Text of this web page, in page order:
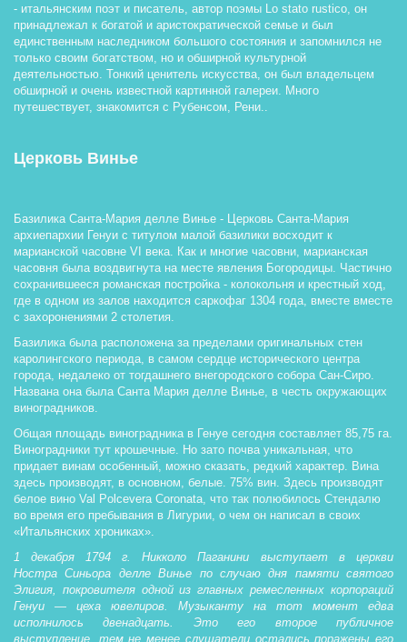
- итальянским поэт и писатель, автор поэмы Lo stato rustico, он
принадлежал к богатой и аристократической семье и был
единственным наследником большого состояния и запомнился не
только своим богатством, но и обширной культурной
деятельностью. Тонкий ценитель искусства, он был владельцем
обширной и очень известной картинной галереи. Много
путешествует, знакомится с Рубенсом, Рени..
Церковь Винье
Базилика Санта-Мария делле Винье - Церковь Санта-Мария
архиепархии Генуи с титулом малой базилики восходит к
марианской часовне VI века. Как и многие часовни, марианская
часовня была воздвигнута на месте явления Богородицы. Частично
сохранившееся романская постройка - колокольня и крестный ход,
где в одном из залов находится саркофаг 1304 года, вместе вместе
с захоронениями 2 столетия.
Базилика была расположена за пределами оригинальных стен
каролингского периода, в самом сердце исторического центра
города, недалеко от тогдашнего внегородского собора Сан-Сиро.
Названа она была Санта Мария делле Винье, в честь окружающих
виноградников.
Общая площадь виноградника в Генуе сегодня составляет 85,75 га.
Виноградники тут крошечные. Но зато почва уникальная, что
придает винам особенный, можно сказать, редкий характер. Вина
здесь производят, в основном, белые. 75% вин. Здесь производят
белое вино Val Polcevera Coronata, что так полюбилось Стендалю
во время его пребывания в Лигурии, о чем он написал в своих
«Итальянских хрониках».
1 декабря 1794 г. Никколо Паганини выступает в церкви
Ностра Синьора делле Винье по случаю дня памяти святого
Элигия, покровителя одной из главных ремесленных корпораций
Генуи — цеха ювелиров. Музыканту на тот момент едва
исполнилось двенадцать. Это его второе публичное
выступление, тем не менее слушатели остались поражены его